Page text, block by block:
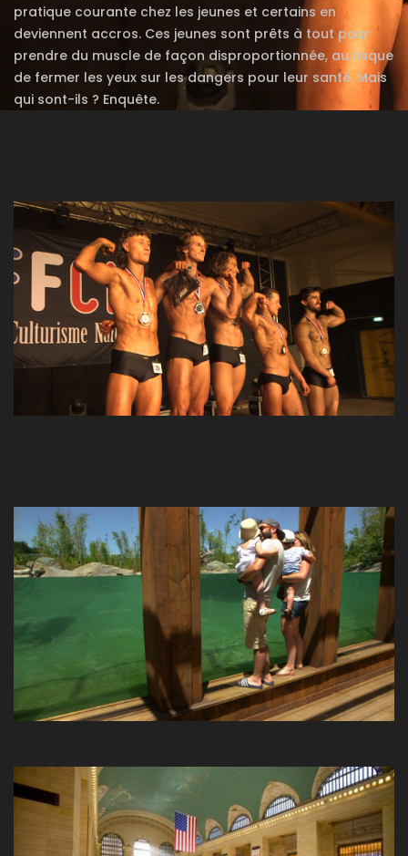
pratique courante chez les jeunes et certains en
deviennent accros. Ces jeunes sont prêts à tout pour
prendre du muscle de façon disproportionnée, au risque
de fermer les yeux sur les dangers pour leur santé. Mais
qui sont-ils ? Enquête.